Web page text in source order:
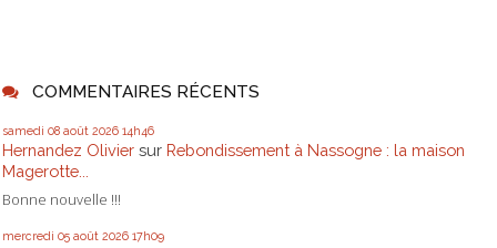
COMMENTAIRES RÉCENTS
samedi 08 août 2026 14h46
Hernandez Olivier sur Rebondissement à Nassogne : la maison
Magerotte...
Bonne nouvelle !!!
mercredi 05 août 2026 17h09